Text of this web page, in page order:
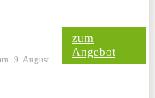
9. August
zum
Angebot